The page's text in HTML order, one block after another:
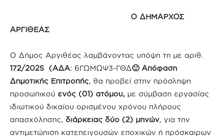
Ο ΔΗΜΑΡΧΟΣ
ΑΡΓΙΘΕΑΣ
Ο Δήμος Αργιθέας λαμβάνοντας υπόψη τη με αριθ.
172/2025 (ΑΔΑ: 6ΓΩΜΩΨ3-ΓΘΔ🙂 Απόφαση
Δημοτικής Επιτροπής, θα προβεί στην πρόσληψη
προσωπικού ενός (01) ατόμου, με σύμβαση εργασίας
ιδιωτικού δικαίου ορισμένου χρόνου πλήρους
απασχόλησης, διάρκειας δύο (2) μηνών, για την
αντιμετώπιση κατεπειγουσών εποχικών ή πρόσκαιρων